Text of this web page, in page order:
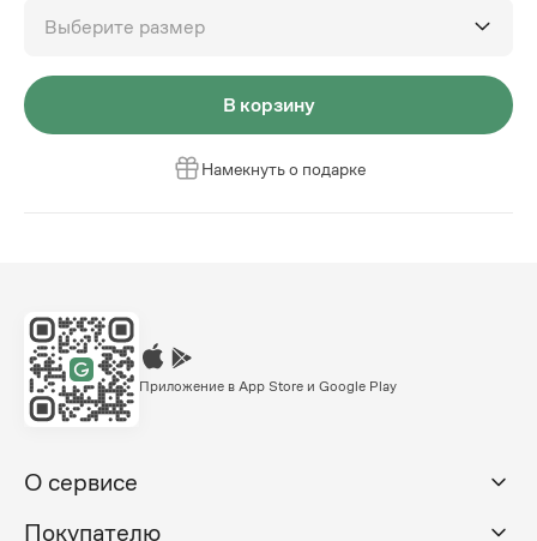
Выберите размер
В корзину
Намекнуть о подарке
Приложение в App Store и Google Play
О сервисе
Покупателю